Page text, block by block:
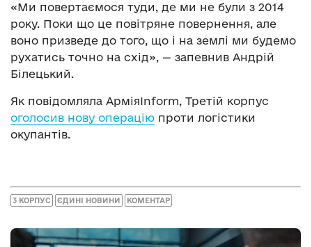
«Ми повертаємося туди, де ми не були з 2014
року. Поки що це повітряне повернення, але
воно призведе до того, що і на землі ми будемо
рухатись точно на схід», — запевнив Андрій
Білецький.
Як повідомляла АрміяInform, Третій корпус
оголосив нову операцію проти логістики
окупантів.
3 КОРПУС ЄДИНІ НОВИНИ КОМЕНТАР